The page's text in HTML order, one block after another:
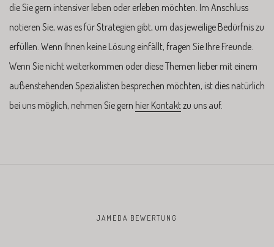
die Sie gern intensiver leben oder erleben möchten. Im Anschluss
notieren Sie, was es für Strategien gibt, um das jeweilige Bedürfnis zu
erfüllen. Wenn Ihnen keine Lösung einfällt, fragen Sie Ihre Freunde.
Wenn Sie nicht weiterkommen oder diese Themen lieber mit einem
außenstehenden Spezialisten besprechen möchten, ist dies natürlich
bei uns möglich, nehmen Sie gern hier Kontaktzu uns auf.
JAMEDA BEWERTUNG